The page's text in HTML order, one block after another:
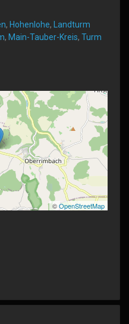
, Hohenlohe,
Landturm
, Main-Tauber-Kreis, Turm
©OpenStreetMap